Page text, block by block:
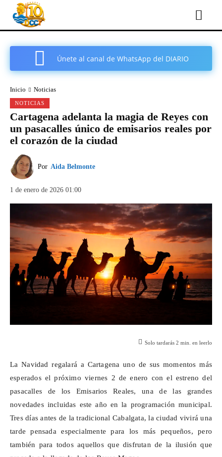
Únete al canal de WhatsApp del DIARIO
Inicio Noticias
NOTICIAS
Cartagena adelanta la magia de Reyes con
un pasacalles único de emisarios reales por
el corazón de la ciudad
Por Aida Belmonte
1 de enero de 2026 01:00
Solo tardarás 2 min. en leerlo
La Navidad regalará a Cartagena uno de sus momentos más
esperados el próximo viernes 2 de enero con el estrenodel
pasacalles de los Emisarios Reales, una de las grandes
novedades incluidas este año en la programación municipal.
Tres días antes de la tradicional Cabalgata, la ciudad vivirá una
tarde pensada especialmente para los más pequeños, pero
también para todos aquellos que disfrutan de la ilusión que